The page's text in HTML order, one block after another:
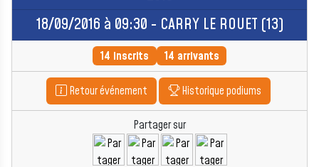
18/09/2016 à 09:30 - CARRY LE ROUET (13)
14 inscrits 14 arrivants
Retour événement Historique podiums
Partager sur